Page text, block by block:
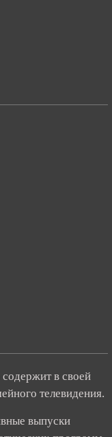
содержит в своей
телевидения.
выпуски